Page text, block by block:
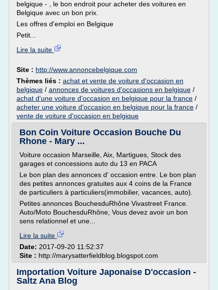
belgique - , le bon endroit pour acheter des voitures en
Belgique avec un bon prix.
Les offres d'emploi en Belgique
Petit...
Lire la suite
Site : http://www.annoncebelgique.com
Thèmes liés : achat et vente de voiture d'occasion en
belgique / annonces de voitures d'occasions en belgique /
achat d'une voiture d'occasion en belgique pour la france /
acheter une voiture d'occasion en belgique pour la france /
vente de voiture d'occasion en belgique
Bon Coin Voiture Occasion Bouche Du
Rhone - Mary ...
Voiture occasion Marseille, Aix, Martigues, Stock des
garages et concessions auto du 13 en PACA
Le bon plan des annonces d' occasion entre. Le bon plan
des petites annonces gratuites aux 4 coins de la France
de particuliers à particuliers(immobilier, vacances, auto).
Petites annonces BouchesduRhône Vivastreet France.
Auto/Moto BouchesduRhône, Vous devez avoir un bon
sens relationnel et une...
Lire la suite
Date: 2017-09-20 11:52:37
Site : http://marysatterfieldblog.blogspot.com
Importation Voiture Japonaise D'occasion -
Saltz Ana Blog